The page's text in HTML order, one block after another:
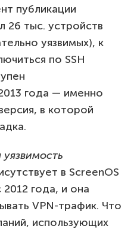
публикации
26 тыс. устройств
уязвимых), к
по SSH
года — именно
в которой
в ScreenOS
года, и она
VPN-трафик. Что
использующих